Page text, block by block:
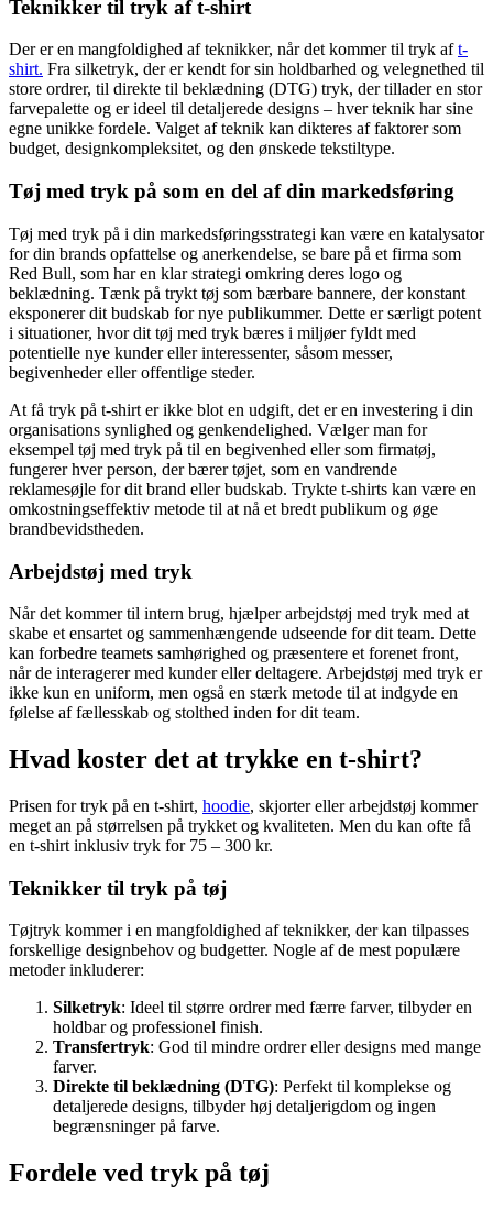
Teknikker til tryk af t-shirt
Der er en mangfoldighed af teknikker, når det kommer til tryk aft-
shirt. Fra silketryk, der er kendt for sin holdbarhed og velegnethed til
store ordrer, til direkte til beklædning (DTG) tryk, der tillader en stor
farvepalette og er ideel til detaljerede designs – hver teknik har sine
egne unikke fordele. Valget af teknik kan dikteres af faktorer som
budget, designkompleksitet, og den ønskede tekstiltype.
Tøj med tryk på som en del af din markedsføring
Tøj med tryk på i din markedsføringsstrategi kan være en katalysator
for din brands opfattelse og anerkendelse, se bare på et firma som
Red Bull, som har en klar strategi omkring deres logo og
beklædning. Tænk på trykt tøj som bærbare bannere, der konstant
eksponerer dit budskab for nye publikummer. Dette er særligt potent
i situationer, hvor dit tøj med tryk bæres i miljøer fyldt med
potentielle nye kunder eller interessenter, såsom messer,
begivenheder eller offentlige steder.
At få tryk på t-shirt er ikke blot en udgift, det er en investering i din
organisations synlighed og genkendelighed. Vælger man for
eksempel tøj med tryk på til en begivenhed eller som firmatøj,
fungerer hver person, der bærer tøjet, som en vandrende
reklamesøjle for dit brand eller budskab. Trykte t-shirts kan være en
omkostningseffektiv metode til at nå et bredt publikum og øge
brandbevidstheden.
Arbejdstøj med tryk
Når det kommer til intern brug, hjælper arbejdstøj med tryk med at
skabe et ensartet og sammenhængende udseende for dit team. Dette
kan forbedre teamets samhørighed og præsentere et forenet front,
når de interagerer med kunder eller deltagere. Arbejdstøj med tryk er
ikke kun en uniform, men også en stærk metode til at indgyde en
følelse af fællesskab og stolthed inden for dit team.
Hvad koster det at trykke en t-shirt?
Prisen for tryk på en t-shirt, hoodie, skjorter eller arbejdstøj kommer
meget an på størrelsen på trykket og kvaliteten. Men du kan ofte få
en t-shirt inklusiv tryk for 75 – 300 kr.
Teknikker til tryk på tøj
Tøjtryk kommer i en mangfoldighed af teknikker, der kan tilpasses
forskellige designbehov og budgetter. Nogle af de mest populære
metoder inkluderer:
Silketryk: Ideel til større ordrer med færre farver, tilbyder en
holdbar og professionel finish.
Transfertryk: God til mindre ordrer eller designs med mange
farver.
Direkte til beklædning (DTG): Perfekt til komplekse og
detaljerede designs, tilbyder høj detaljerigdom og ingen
begrænsninger på farve.
Fordele ved tryk på tøj